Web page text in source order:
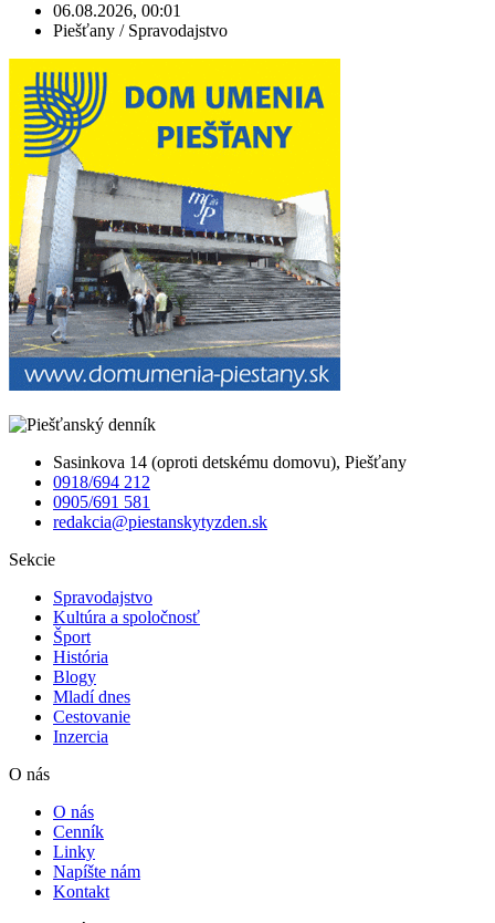
06.08.2026, 00:01
Piešťany / Spravodajstvo
Sasinkova 14 (oproti detskému domovu), Piešťany
0918/694 212
0905/691 581
redakcia@piestanskytyzden.sk
Sekcie
Spravodajstvo
Kultúra a spoločnosť
Šport
História
Blogy
Mladí dnes
Cestovanie
Inzercia
O nás
O nás
Cenník
Linky
Napíšte nám
Kontakt